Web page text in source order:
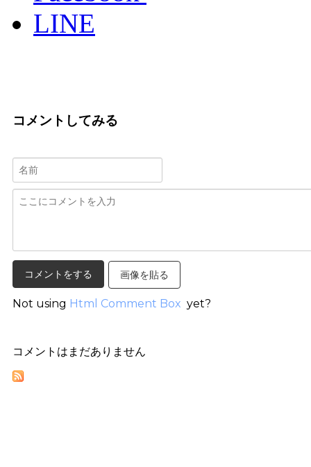
LINE
コメントしてみる
画像を貼る
Not using Html Comment Box yet?
コメントはまだありません